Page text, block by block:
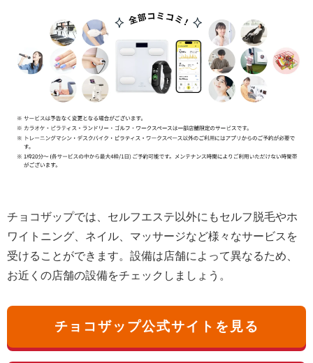
チョコザップでは、セルフエステ以外にもセルフ脱毛やホ
ワイトニング、ネイル、マッサージなど様々なサービスを
受けることができます。設備は店舗によって異なるため、
お近くの店舗の設備をチェックしましょう。
チョコザップ公式サイトを見る